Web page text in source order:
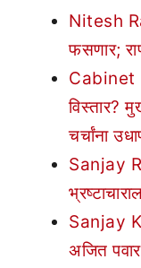
Nitesh
फसणार;
Cabinet
विस्तार?
चर्चांना
Sanjay
Sanjay
अजित